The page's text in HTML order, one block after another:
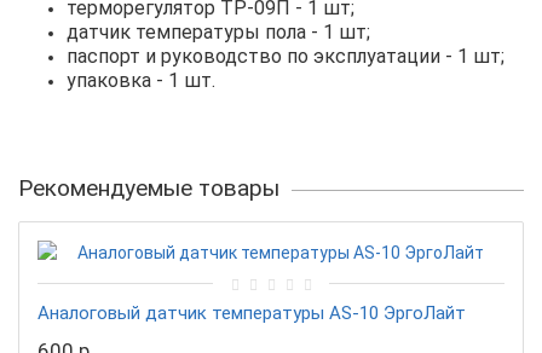
терморегулятор ТР-09П - 1 шт;
датчик температуры пола - 1 шт;
паспорт и руководство по эксплуатации - 1 шт;
упаковка - 1 шт.
Рекомендуемые товары
Аналоговый датчик температуры AS-10 ЭргоЛайт